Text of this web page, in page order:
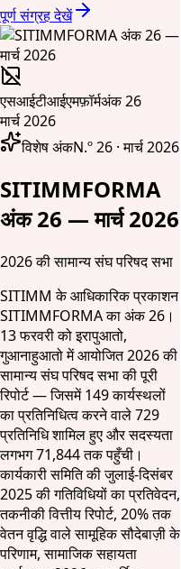
पूर्ण संग्रह देखें
एसआईटीआईएमफ़ॉर्मअंक 26
मार्च 2026
विशेष अंकN.º 26 · मार्च 2026
SITIMMFORMA
अंक 26 — मार्च 2026
2026 की सामान्य संघ परिषद सभा
SITIMM के आधिकारिक प्रकाशन
SITIMMFORMA का अंक 26।
13 फरवरी को इरापुआतो,
गुआनाहुआतो में आयोजित 2026 की
सामान्य संघ परिषद सभा की पूरी
रिपोर्ट — जिसमें 149 कार्यस्थलों
का प्रतिनिधित्व करने वाले 729
प्रतिनिधि शामिल हुए और सदस्यता
लगभग 71,844 तक पहुँची।
कार्यकारी समिति की जुलाई-दिसंबर
2025 की गतिविधियों का प्रतिवेदन,
तकनीकी वित्तीय रिपोर्ट, 20% तक
वेतन वृद्धि वाले सामूहिक सौदेबाज़ी के
परिणाम, सामाजिक सहायता